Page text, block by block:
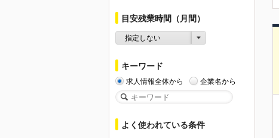
目安残業時間（月間）
指定しない
キーワード
求人情報全体から 企業名から
よく使われている条件